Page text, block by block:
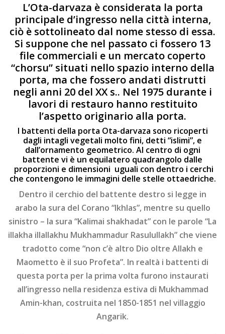
L’Ota-darvaza è considerata la porta
principale d’ingresso nella città interna,
ciò è sottolineato dal nome stesso di essa.
Si suppone che nel passato ci fossero 13
file commerciali e un mercato coperto
“chorsu” situati nello spazio interno della
porta, ma che fossero andati distrutti
negli anni 20 del XX s.. Nel 1975 durante i
lavori di restauro hanno restituito
l’aspetto originario alla porta.
I battenti della porta Ota-darvaza sono ricoperti
dagli intagli vegetali molto fini, detti “islimi”, e
dall’ornamento geometrico. Al centro di ogni
battente vi è un equilatero quadrangolo dalle
proporzioni e dimensioni uguali con dentro i cerchi
che contengono le immagini delle stelle ottaedriche.
Dentro il cerchio del battente destro si legge in
arabo la sura del Corano “Ikhlas”, mentre su quello
sinistro – la sura “Kalimai shakhadat” con le parole “La
illakha illallakhu Mukhammadur Rasulullakh” che viene
tradotto come “non c’è altro Dio oltre Allakh e
Maometto è il suo Profeta”. In realtà i battenti di
questa porta per la prima volta furono instaurati
all’ingresso nella residenza estiva di Mukhammad
Amin-khan, costruita nel 1850-1851 nel villaggio
Angarik.